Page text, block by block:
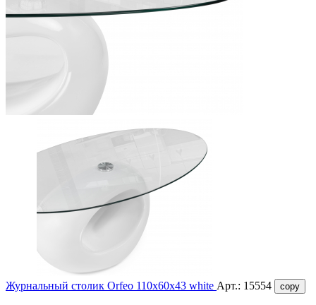
Журнальный столик Orfeo 110х60х43 white Арт.: 15554 copy